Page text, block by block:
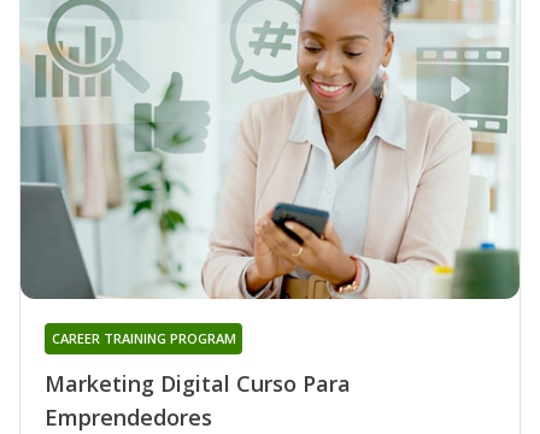
Marketing Digital Curso Para
Emprendedores
CAREER TRAINING PROGRAM